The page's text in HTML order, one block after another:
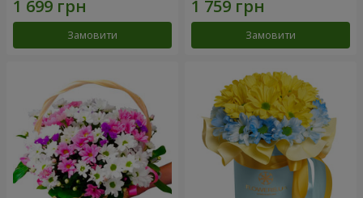
Замовити Замовити